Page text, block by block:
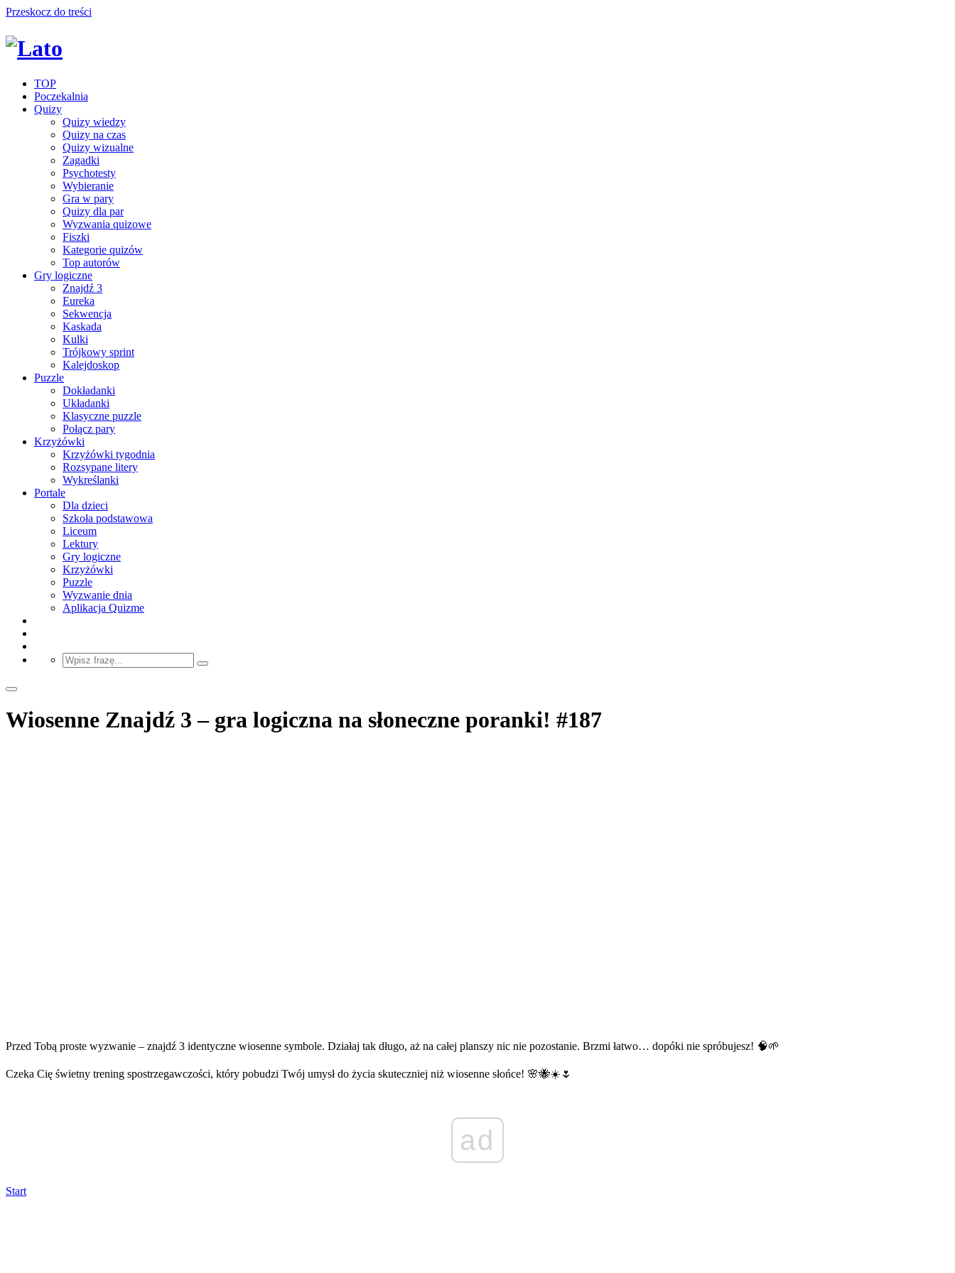
Przeskocz do treści
TOP
Poczekalnia
Quizy
Quizy wiedzy
Quizy na czas
Quizy wizualne
Zagadki
Psychotesty
Wybieranie
Gra w pary
Quizy dla par
Wyzwania quizowe
Fiszki
Kategorie quizów
Top autorów
Gry logiczne
Znajdź 3
Eureka
Sekwencja
Kaskada
Kulki
Trójkowy sprint
Kalejdoskop
Puzzle
Dokładanki
Układanki
Klasyczne puzzle
Połącz pary
Krzyżówki
Krzyżówki tygodnia
Rozsypane litery
Wykreślanki
Portale
Dla dzieci
Szkoła podstawowa
Liceum
Lektury
Gry logiczne
Krzyżówki
Puzzle
Wyzwanie dnia
Aplikacja Quizme
Wiosenne Znajdź 3 – gra logiczna na słoneczne poranki! #187
Przed Tobą proste wyzwanie – znajdź 3 identyczne wiosenne symbole. Działaj tak długo, aż na całej planszy nic nie pozostanie. Brzmi łatwo… dopóki nie spróbujesz! 🧠🌱
Czeka Cię świetny trening spostrzegawczości, który pobudzi Twój umysł do życia skuteczniej niż wiosenne słońce! 🌸🐝☀️🌷
ad
Start